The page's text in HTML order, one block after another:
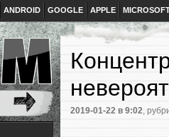
ANDROID GOOGLE APPLE
2019-01-22 в 9:02,